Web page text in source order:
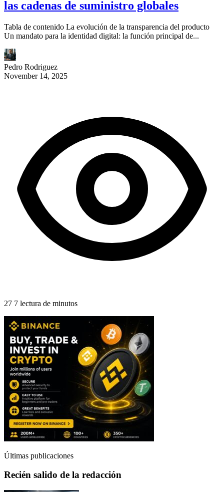
las cadenas de suministro globales
Tabla de contenido La evolución de la transparencia del producto
Un mandato para la identidad digital: la función principal de...
Pedro Rodriguez
November 14, 2025
27 7 lectura de minutos
Últimas publicaciones
Recién salido de la redacción